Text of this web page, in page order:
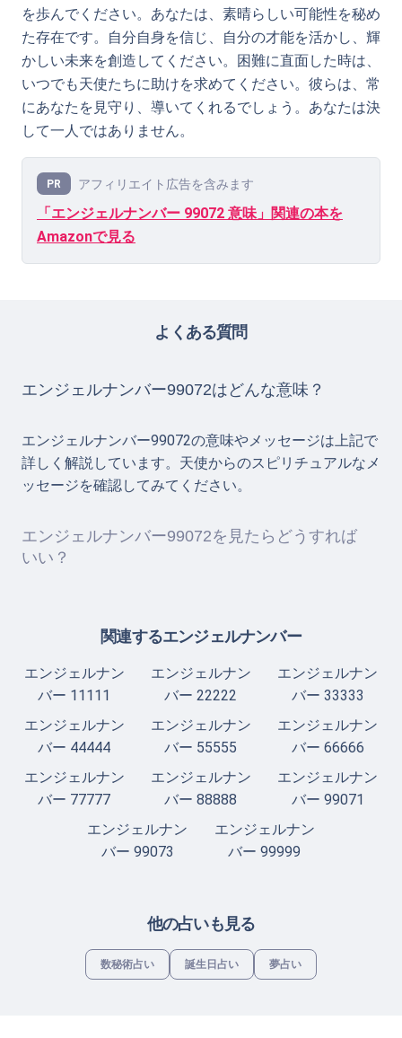
を歩んでください。あなたは、素晴らしい可能性を秘め
た存在です。自分自身を信じ、自分の才能を活かし、輝
かしい未来を創造してください。困難に直面した時は、
いつでも天使たちに助けを求めてください。彼らは、常
にあなたを見守り、導いてくれるでしょう。あなたは決
して一人ではありません。
PR アフィリエイト広告を含みます
「エンジェルナンバー 99072 意味」関連の本を
Amazonで見る
よくある質問
エンジェルナンバー99072はどんな意味？
エンジェルナンバー99072の意味やメッセージは上記で
詳しく解説しています。天使からのスピリチュアルなメ
ッセージを確認してみてください。
エンジェルナンバー99072を見たらどうすれば
いい？
関連するエンジェルナンバー
エンジェルナン
バー 11111
エンジェルナン
バー 22222
エンジェルナン
バー 33333
エンジェルナン
バー 44444
エンジェルナン
バー 55555
エンジェルナン
バー 66666
エンジェルナン
バー 77777
エンジェルナン
バー 88888
エンジェルナン
バー 99071
エンジェルナン
バー 99073
エンジェルナン
バー 99999
他の占いも見る
数秘術占い 誕生日占い 夢占い